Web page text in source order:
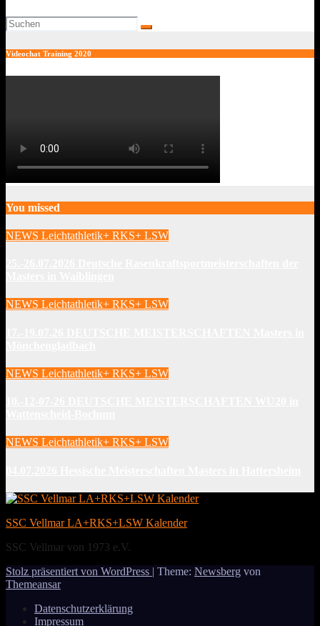
Videochat Training 2020
You missed
NEWS Leichtathletik+ RKS+ LSW
NEWS Leichtathletik+ RKS+ LSW
NEWS Leichtathletik+ RKS+ LSW
NEWS Leichtathletik+ RKS+ LSW
SSC Vellmar LA+RKS+LSW Kalender
SSC Vellmar von 1973 e.V.
Stolz präsentiert von WordPress | Theme: Newsberg von
Themeansar
Datenschutzerklärung
Impressum